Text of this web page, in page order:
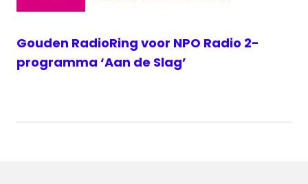
Gouden RadioRing voor NPO Radio 2-
programma ‘Aan de Slag’